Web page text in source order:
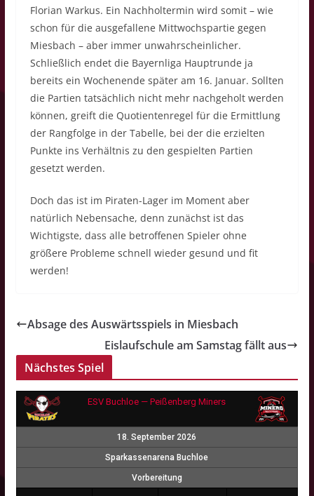
Florian Warkus. Ein Nachholtermin wird somit – wie
schon für die ausgefallene Mittwochspartie gegen
Miesbach – aber immer unwahrscheinlicher.
Schließlich endet die Bayernliga Hauptrunde ja
bereits ein Wochenende später am 16. Januar. Sollten
die Partien tatsächlich nicht mehr nachgeholt werden
können, greift die Quotientenregel für die Ermittlung
der Rangfolge in der Tabelle, bei der die erzielten
Punkte ins Verhältnis zu den gespielten Partien
gesetzt werden.
Doch das ist im Piraten-Lager im Moment aber
natürlich Nebensache, denn zunächst ist das
Wichtigste, dass alle betroffenen Spieler ohne
größere Probleme schnell wieder gesund und fit
werden!
Absage des Auswärtsspiels in Miesbach
Eislaufschule am Samstag fällt aus
Nächstes Spiel
ESV Buchloe — Peißenberg Miners
18. September 2026
Sparkassenarena Buchloe
Vorbereitung